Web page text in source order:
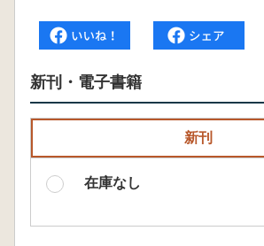
新刊・電子書籍
新刊
在庫なし